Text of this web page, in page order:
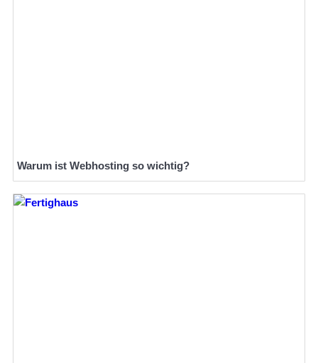
Warum ist Webhosting so wichtig?